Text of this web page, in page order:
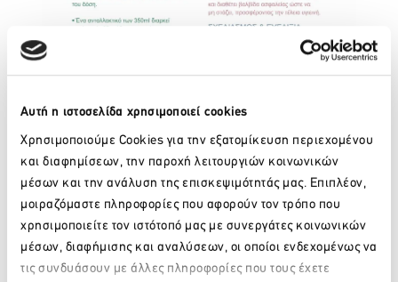
Αυτή η ιστοσελίδα χρησιμοποιεί cookies
Χρησιμοποιούμε Cookies για την εξατομίκευση περιεχομένου
και διαφημίσεων, την παροχή λειτουργιών κοινωνικών
μέσων και την ανάλυση της επισκεψιμότητάς μας. Επιπλέον,
μοιραζόμαστε πληροφορίες που αφορούν τον τρόπο που
χρησιμοποιείτε τον ιστότοπό μας με συνεργάτες κοινωνικών
μέσων, διαφήμισης και αναλύσεων, οι οποίοι ενδεχομένως να
τις συνδυάσουν με άλλες πληροφορίες που τους έχετε